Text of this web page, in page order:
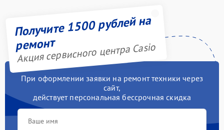
Получите 1500 рублей на
ремонт
Акция сервисного центра Casio
При оформлении заявки на ремонт техники через
сайт,
действует персональная бессрочная скидка